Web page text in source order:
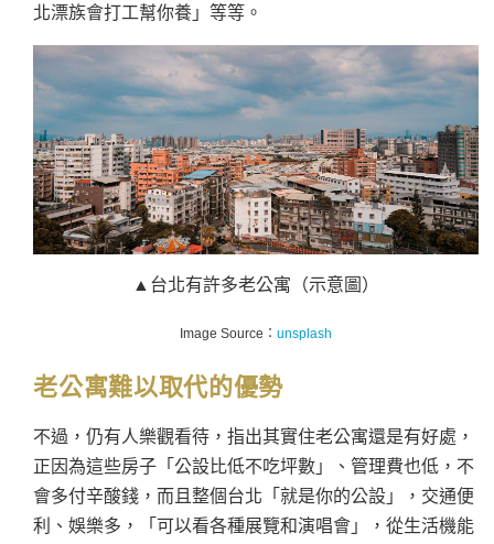
北漂族會打工幫你養」等等。
▲台北有許多老公寓（示意圖）
Image Source： unsplash
老公寓難以取代的優勢
不過，仍有人樂觀看待，指出其實住老公寓還是有好處，
正因為這些房子「公設比低不吃坪數」、管理費也低，不
會多付辛酸錢，而且整個台北「就是你的公設」，交通便
利、娛樂多，「可以看各種展覽和演唱會」，從生活機能